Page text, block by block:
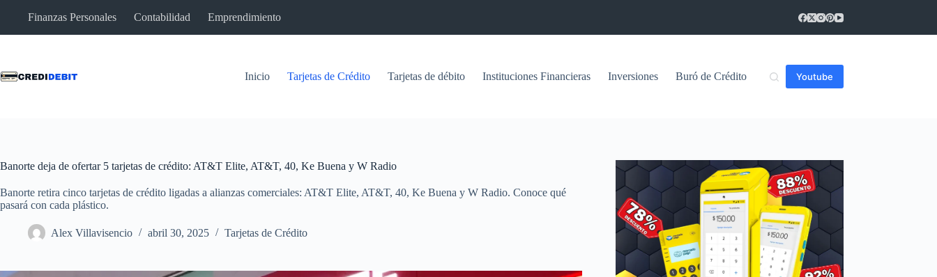
Finanzas Personales Contabilidad Emprendimiento
Inicio Tarjetas de Crédito Tarjetas de débito Instituciones Financieras Inversiones Buró de Crédito Youtube
Banorte deja de ofertar 5 tarjetas de crédito: AT&T Elite, AT&T, 40, Ke Buena y W Radio
Banorte retira cinco tarjetas de crédito ligadas a alianzas comerciales: AT&T Elite, AT&T, 40, Ke Buena y W Radio. Conoce qué
pasará con cada plástico.
Alex Villavisencio abril 30, 2025 Tarjetas de Crédito